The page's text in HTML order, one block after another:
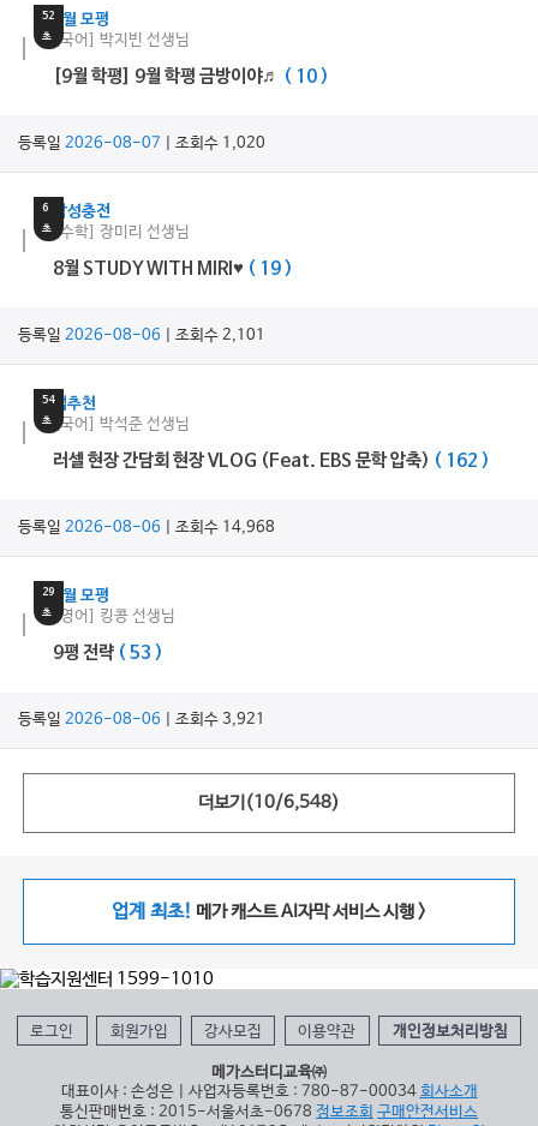
52
초
9월 모평
[국어] 박지빈 선생님
[9월 학평] 9월 학평 금방이야♬ ( 10 )
등록일 2026-08-07 | 조회수 1,020
6
초
감성충전
[수학] 장미리 선생님
8월 STUDY WITH MIRI♥ ( 19 )
등록일 2026-08-06 | 조회수 2,101
54
초
쌤추천
[국어] 박석준 선생님
러셀 현장 간담회 현장 VLOG (Feat. EBS 문학 압축) ( 162 )
등록일 2026-08-06 | 조회수 14,968
29
초
9월 모평
[영어] 킹콩 선생님
9평 전략 ( 53 )
등록일 2026-08-06 | 조회수 3,921
더보기(10/6,548)
업계 최초! 메가 캐스트 AI자막 서비스 시행 >
로그인 회원가입 강사모집 이용약관 개인정보처리방침
메가스터디교육㈜
대표이사 : 손성은 | 사업자등록번호 : 780-87-00034 회사소개
통신판매번호 : 2015-서울서초-0678 정보조회 구매안전서비스